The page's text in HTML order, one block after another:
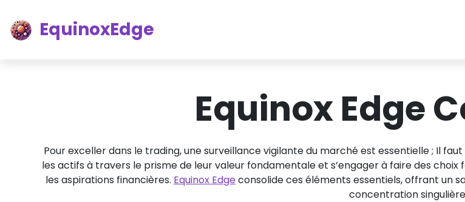
EquinoxEdge
Equinox Edge
Pour exceller dans le trading, une surveillance vigilante du marché est essentielle ; Il
les actifs à travers le prisme de leur valeur fondamentale et s’engager à faire des
les aspirations financières. Equinox Edgeconsolide ces éléments essentiels, offrant un
concentration